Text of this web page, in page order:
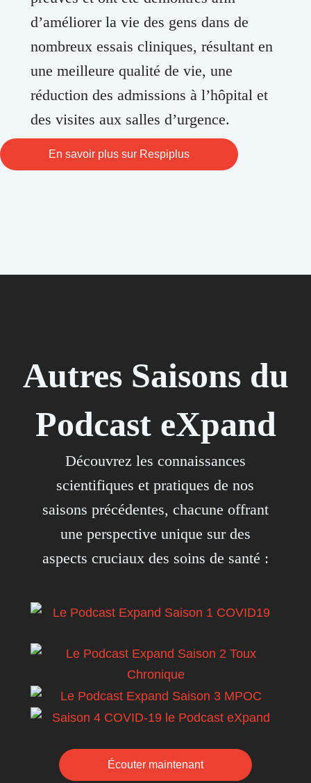
d’améliorer la vie des gens dans de
nombreux essais cliniques, résultant en
une meilleure qualité de vie, une
réduction des admissions à l’hôpital et
des visites aux salles d’urgence.
En savoir plus sur Respiplus
Autres Saisons du
Podcast eXpand
Découvrez les connaissances
scientifiques et pratiques de nos
saisons précédentes, chacune offrant
une perspective unique sur des
aspects cruciaux des soins de santé :
Écouter maintenant